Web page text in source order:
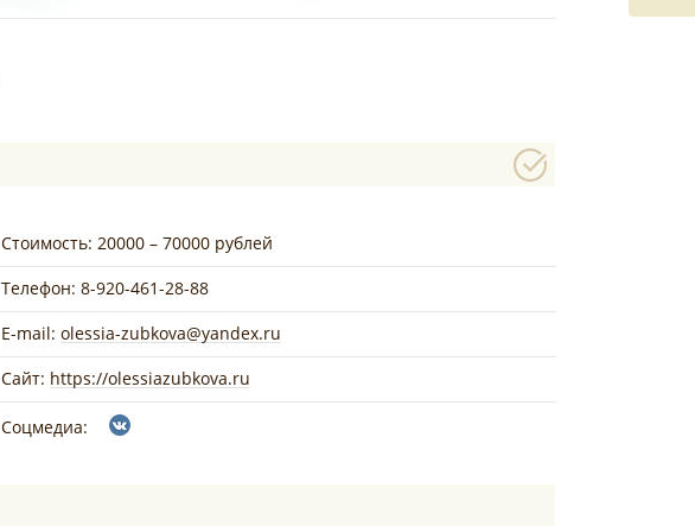
Стоимость: 20000 – 70000 рублей
Телефон: 8-920-461-28-88
E-mail: olessia-zubkova@yandex.ru
Сайт: https://olessiazubkova.ru
Соцмедиа: